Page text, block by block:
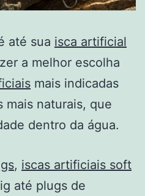
até sua isca artificial
a melhor escolha
mais indicadas
mais naturais, que
dentro da água.
, iscas artificiais soft
até plugs de